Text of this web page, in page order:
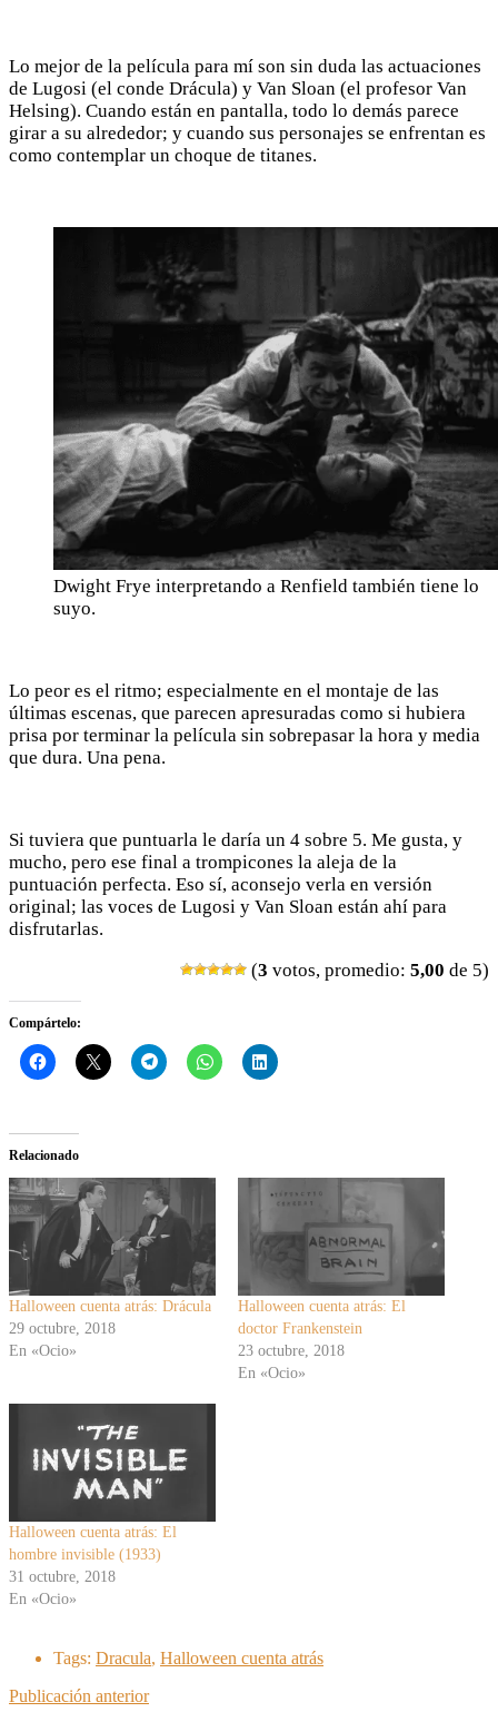
Lo mejor de la película para mí son sin duda las actuaciones
de Lugosi (el conde Drácula) y Van Sloan (el profesor Van
Helsing). Cuando están en pantalla, todo lo demás parece
girar a su alrededor; y cuando sus personajes se enfrentan es
como contemplar un choque de titanes.
Dwight Frye interpretando a Renfield también tiene lo
suyo.
Lo peor es el ritmo; especialmente en el montaje de las
últimas escenas, que parecen apresuradas como si hubiera
prisa por terminar la película sin sobrepasar la hora y media
que dura. Una pena.
Si tuviera que puntuarla le daría un 4 sobre 5. Me gusta, y
mucho, pero ese final a trompicones la aleja de la
puntuación perfecta. Eso sí, aconsejo verla en versión
original; las voces de Lugosi y Van Sloan están ahí para
disfrutarlas.
(3 votos, promedio: 5,00 de 5)
Compártelo:
Relacionado
Halloween cuenta atrás: Drácula
29 octubre, 2018
En «Ocio»
Halloween cuenta atrás: El
doctor Frankenstein
23 octubre, 2018
En «Ocio»
Halloween cuenta atrás: El
hombre invisible (1933)
31 octubre, 2018
En «Ocio»
Tags: Dracula, Halloween cuenta atrás
Publicación anterior